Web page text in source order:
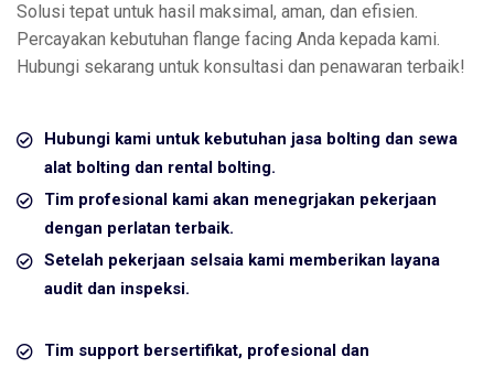
Solusi tepat untuk hasil maksimal, aman, dan efisien.
Percayakan kebutuhan flange facing Anda kepada kami.
Hubungi sekarang untuk konsultasi dan penawaran terbaik!
Hubungi kami untuk kebutuhan jasa bolting dan sewa
alat bolting dan rental bolting.
Tim profesional kami akan menegrjakan pekerjaan
dengan perlatan terbaik.
Setelah pekerjaan selsaia kami memberikan layana
audit dan inspeksi.
Tim support bersertifikat, profesional dan